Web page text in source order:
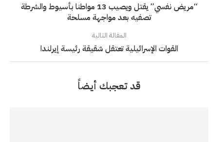
“مريض نفسي” يقتل ويصيب 13 مواطنا بأسيوط والشرطة
تصفيه بعد مواجهة مسلحة
المقالة التالية
القوات الإسرائيلية تعتقل شقيقة رئيسة إيرلندا
قد تعجبك أيضاً